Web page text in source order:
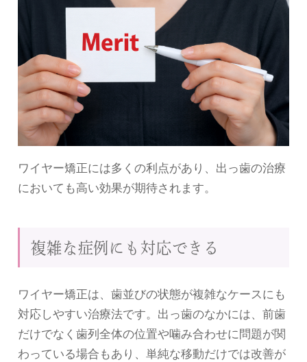
ワイヤー矯正には多くの利点があり、出っ歯の治療
においても高い効果が期待されます。
複雑な症例にも対応できる
ワイヤー矯正は、歯並びの状態が複雑なケースにも
対応しやすい治療法です。出っ歯のなかには、前歯
だけでなく歯列全体の位置や噛み合わせに問題が関
わっている場合もあり、単純な移動だけでは改善が